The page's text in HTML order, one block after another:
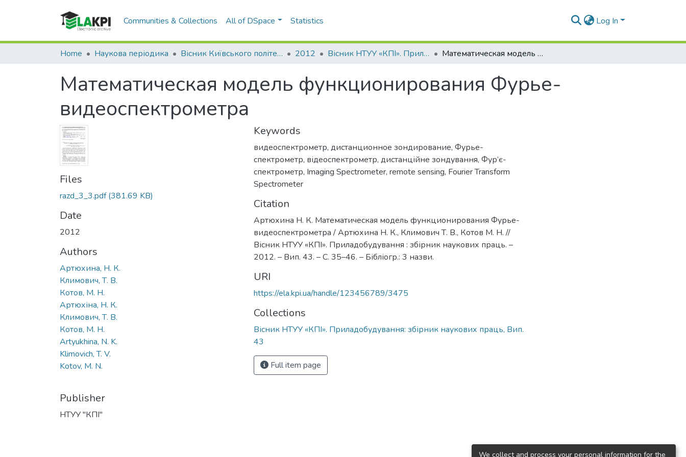
Communities & Collections All of DSpace Statistics Log In
Home Наукова періодика Вісник Київського політехнічного інституту. Серія Приладобудування 2012 Вісник НТУУ «КПІ». Приладобудування: збірник наукових праць, Вип. 43 Математическая модель функционирования Фурье-видеоспектрометра
Математическая модель функционирования Фурье-
видеоспектрометра
Files
razd_3_3.pdf(381.69 KB)
Date
2012
Authors
Артюхина, Н. К.
Климович, Т. В.
Котов, М. Н.
Артюхіна, Н. К.
Климович, Т. В.
Котов, М. Н.
Artyukhina, N. K.
Klimovich, T. V.
Kotov, M. N.
Publisher
НТУУ "КПІ"
Keywords
видеоспектрометр, дистанционное зондирование, Фурье-
спектрометр, відеоспектрометр, дистанційне зондування, Фур’є-
спектрометр, Imaging Spectrometer, remote sensing, Fourier Transform
Spectrometer
Citation
Артюхина Н. К. Математическая модель функционирования Фурье-
видеоспектрометра / Артюхина Н. К., Климович Т. В., Котов М. Н. //
Вісник НТУУ «КПІ». Приладобудування : збірник наукових праць. –
2012. – Вип. 43. – С. 35–46. – Бібліогр.: 3 назви.
URI
https://ela.kpi.ua/handle/123456789/3475
Collections
Вісник НТУУ «КПІ». Приладобудування: збірник наукових праць, Вип.
43
Full item page
We collect and process your personal information for the